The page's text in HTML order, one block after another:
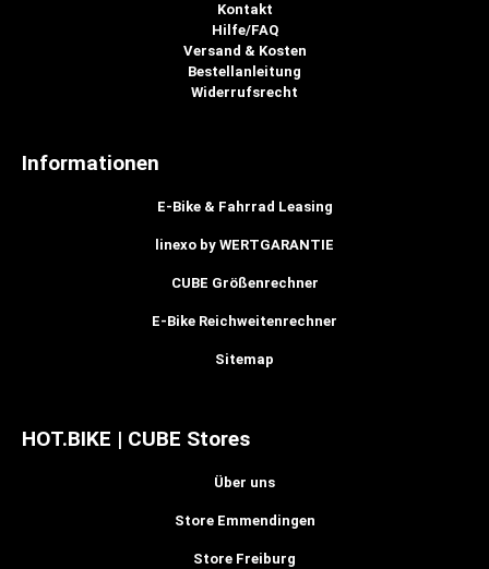
Kontakt
Hilfe/FAQ
Versand & Kosten
Bestellanleitung
Widerrufsrecht
Informationen
E-Bike & Fahrrad Leasing
linexo by WERTGARANTIE
CUBE Größenrechner
E-Bike Reichweitenrechner
Sitemap
HOT.BIKE | CUBE Stores
Über uns
Store Emmendingen
Store Freiburg